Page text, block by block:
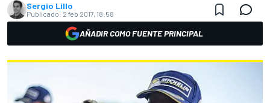
Sergio Lillo
Publicado: 2 feb 2017, 18:58
AÑADIR COMO FUENTE PRINCIPAL